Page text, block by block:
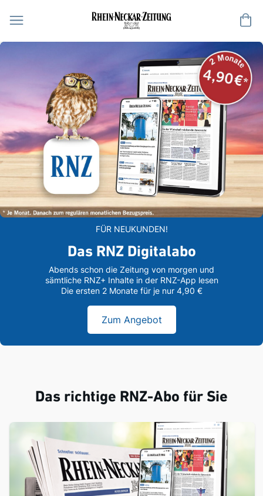
FÜR NEUKUNDEN!
Das RNZ Digitalabo
Abends schon die Zeitung von morgen und
sämtliche RNZ+ Inhalte in der RNZ-App lesen
Die ersten 2 Monate für je nur 4,90 €
Zum Angebot
Das richtige RNZ-Abo für Sie